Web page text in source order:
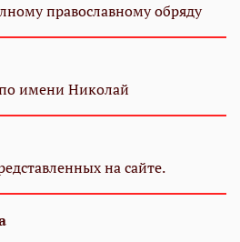
православному обряду
имени Николай
на сайте.